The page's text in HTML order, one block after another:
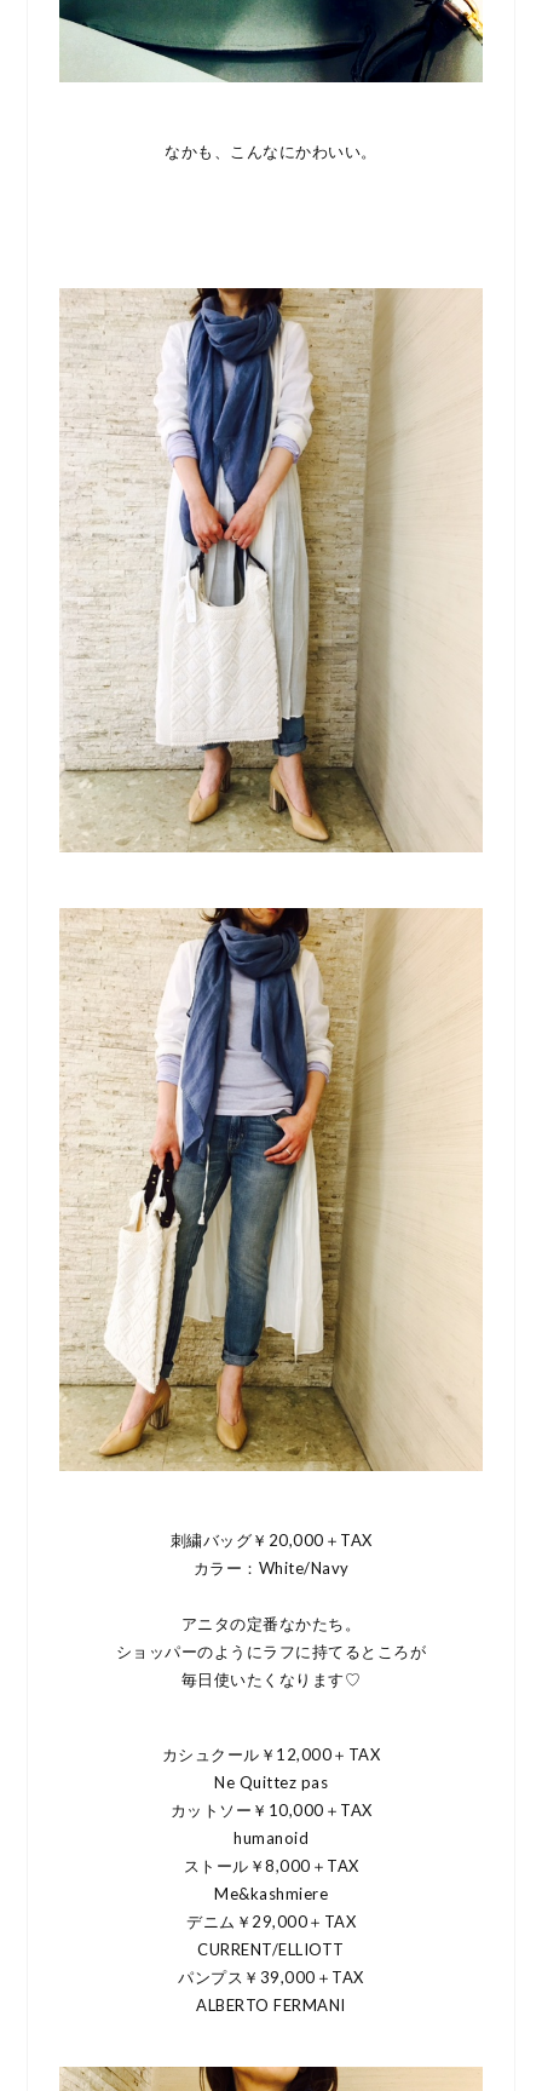
なかも、こんなにかわいい。
刺繍バッグ￥20,000＋TAX
カラー：White/Navy
アニタの定番なかたち。
ショッパーのようにラフに持てるところが
毎日使いたくなります♡
カシュクール￥12,000＋TAX
Ne Quittez pas
カットソー￥10,000＋TAX
humanoid
ストール￥8,000＋TAX
Me&kashmiere
デニム￥29,000＋TAX
CURRENT/ELLIOTT
パンプス￥39,000＋TAX
ALBERTO FERMANI